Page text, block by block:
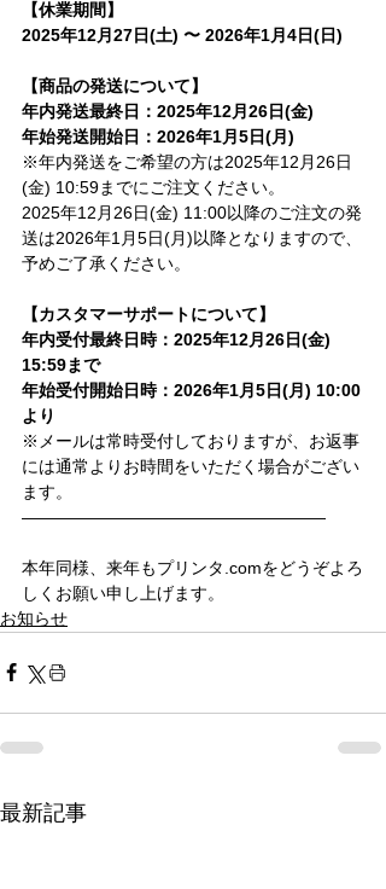
【休業期間】
2025年12月27日(土) 〜 2026年1月4日(日)
【商品の発送について】
年内発送最終日：2025年12月26日(金)
年始発送開始日：2026年1月5日(月)
※年内発送をご希望の方は2025年12月26日
(金) 10:59までにご注文ください。
2025年12月26日(金) 11:00以降のご注文の発
送は2026年1月5日(月)以降となりますので、
予めご了承ください。
【カスタマーサポートについて】
年内受付最終日時：2025年12月26日(金)
15:59まで
年始受付開始日時：2026年1月5日(月) 10:00
より
※メールは常時受付しておりますが、お返事
には通常よりお時間をいただく場合がござい
ます。
――――――――――――――――――
本年同様、来年もプリンタ.comをどうぞよろ
しくお願い申し上げます。
お知らせ
最新記事